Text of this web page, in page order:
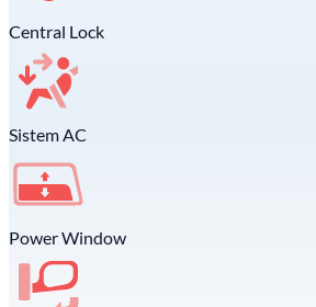
Central Lock
Sistem AC
Power Window